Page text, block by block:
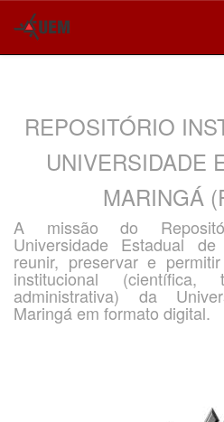
REPOSITÓRIO
UNIVERSIDADE
MARINGÁ
A missão do
Universidade Estadual
reunir, preservar e
institucional
administrativa) da
Maringá em formato digital.